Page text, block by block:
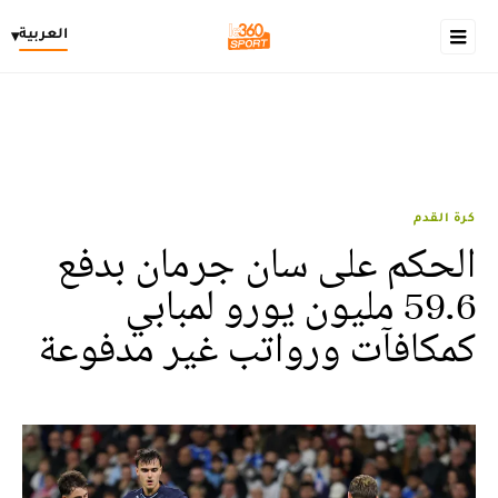
العربية▾
كرة القدم
الحكم على سان جرمان بدفع
59.6 مليون يورو لمبابي
كمكافآت ورواتب غير مدفوعة